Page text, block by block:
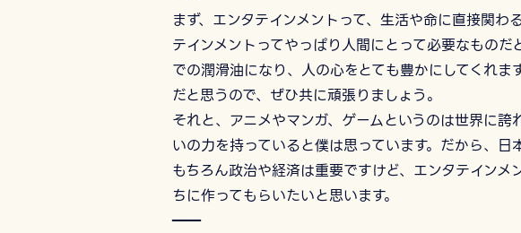
まず、エンタテインメントって、生活や命に直接関
テインメントってやっぱり人間にとって必要なもの
での潤滑油になり、人の心をとても豊かにしてくれ
だと思うので、ぜひ共に頑張りましょう。
それと、アニメやマンガ、ゲームというのは世界に
いの力を持っていると僕は思っています。だから、日
もちろん政治や経済は重要ですけど、エンタテイン
ちに作ってもらいたいと思います。
――